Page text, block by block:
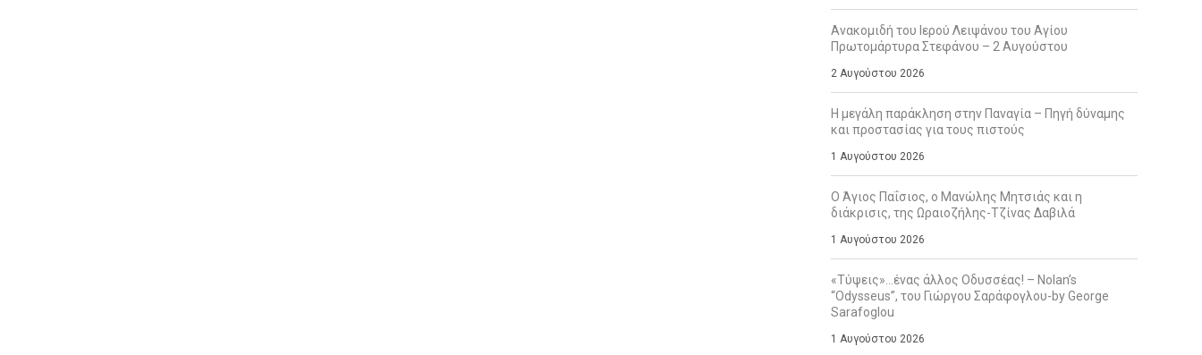
Ανακομιδή του Ιερού Λειψάνου του Αγίου
Πρωτομάρτυρα Στεφάνου – 2 Αυγούστου
2 Αυγούστου 2026
Η μεγάλη παράκληση στην Παναγία – Πηγή δύναμης
και προστασίας για τους πιστούς
1 Αυγούστου 2026
Ο Άγιος Παΐσιος, ο Μανώλης Μητσιάς και η
διάκρισις, της Ωραιοζήλης-Τζίνας Δαβιλά
1 Αυγούστου 2026
«Τύψεις»…ένας άλλος Οδυσσέας! – Nolan’s
“Odysseus”, του Γιώργου Σαράφογλου-by George
Sarafoglou
1 Αυγούστου 2026